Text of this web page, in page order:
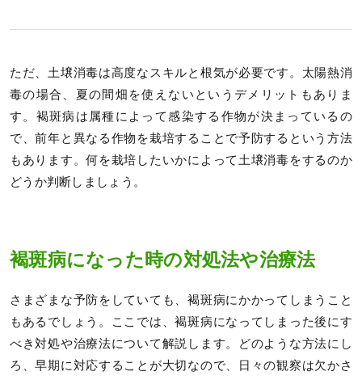
ただ、土壌消毒は高度なスキルと根気が必要です。太陽熱消
毒の場合、夏の間畑を使えないというデメリットもありま
す。褐斑病は属種によって感染する作物が決まっているの
で、前年と異なる作物を栽培することで予防するという方法
もあります。何を栽培したいかによって土壌消毒をするのか
どうか判断しましょう。
褐斑病になった時の対処法や治療法
さまざまな予防をしていても、褐斑病にかかってしまうこと
もあるでしょう。ここでは、褐斑病になってしまった後にす
べき対処や治療法について解説します。どのような方法にし
ろ、早期に対応することが大切なので、日々の観察は欠かさ